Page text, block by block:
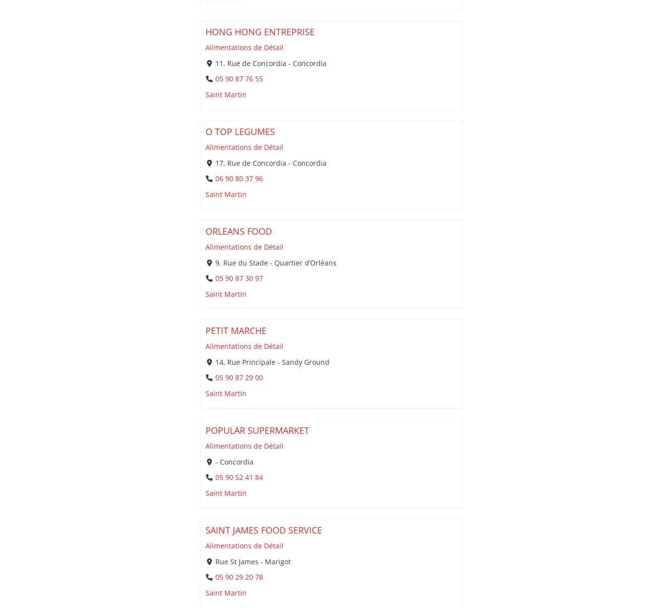
HONG HONG ENTREPRISE
Alimentations de Détail
11, Rue de Concordia - Concordia
05 90 87 76 55
Saint Martin
O TOP LEGUMES
Alimentations de Détail
17, Rue de Concordia - Concordia
06 90 80 37 96
Saint Martin
ORLEANS FOOD
Alimentations de Détail
9, Rue du Stade - Quartier d’Orléans
05 90 87 30 97
Saint Martin
PETIT MARCHE
Alimentations de Détail
14, Rue Principale - Sandy Ground
05 90 87 29 00
Saint Martin
POPULAR SUPERMARKET
Alimentations de Détail
- Concordia
05 90 52 41 84
Saint Martin
SAINT JAMES FOOD SERVICE
Alimentations de Détail
Rue St James - Marigot
05 90 29 20 78
Saint Martin